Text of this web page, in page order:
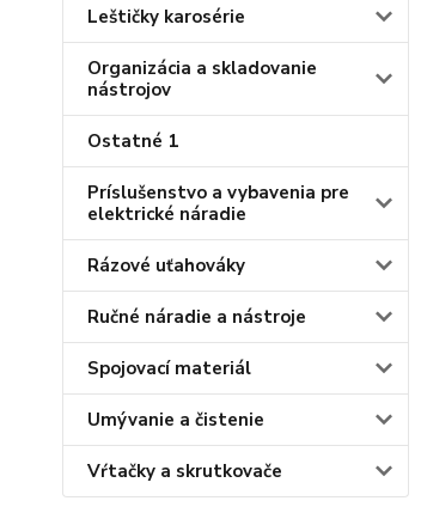
Leštičky karosérie
Organizácia a skladovanie
nástrojov
Ostatné 1
Príslušenstvo a vybavenia pre
elektrické náradie
Rázové uťahováky
Ručné náradie a nástroje
Spojovací materiál
Umývanie a čistenie
Vŕtačky a skrutkovače